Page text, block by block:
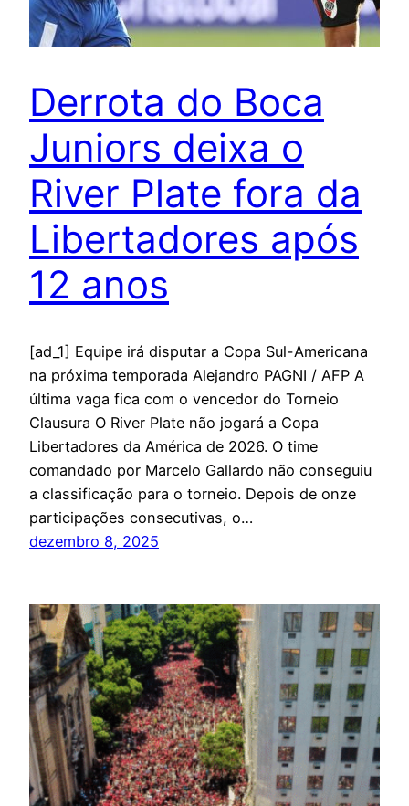
Derrota do Boca
Juniors deixa o
River Plate fora da
Libertadores após
12 anos
[ad_1] Equipe irá disputar a Copa Sul-Americana
na próxima temporada Alejandro PAGNI / AFP A
última vaga fica com o vencedor do Torneio
Clausura O River Plate não jogará a Copa
Libertadores da América de 2026. O time
comandado por Marcelo Gallardo não conseguiu
a classificação para o torneio. Depois de onze
participações consecutivas, o…
dezembro 8, 2025